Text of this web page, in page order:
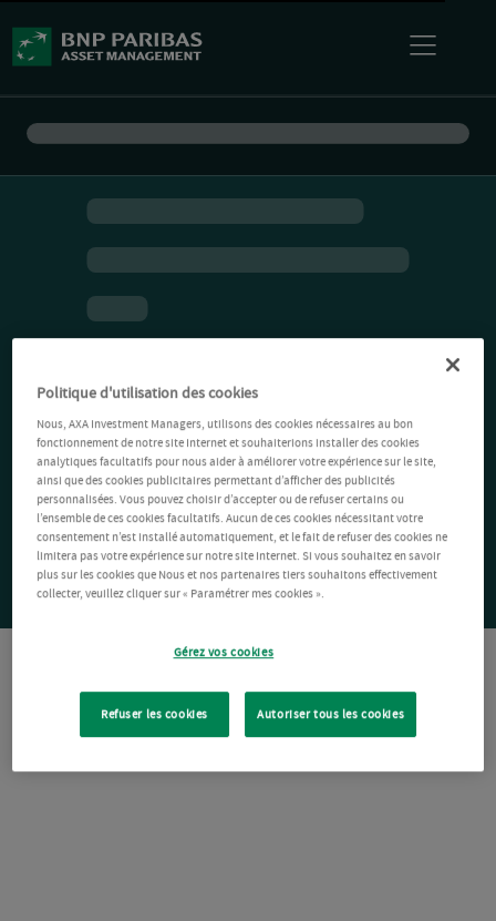
Politique d'utilisation des cookies
Nous, AXA Investment Managers, utilisons des cookies nécessaires au bon
fonctionnement de notre site Internet et souhaiterions installer des cookies
analytiques facultatifs pour nous aider à améliorer votre expérience sur le site,
ainsi que des cookies publicitaires permettant d’afficher des publicités
personnalisées. Vous pouvez choisir d’accepter ou de refuser certains ou
l’ensemble de ces cookies facultatifs. Aucun de ces cookies nécessitant votre
consentement n’est installé automatiquement, et le fait de refuser des cookies ne
limitera pas votre expérience sur notre site Internet. Si vous souhaitez en savoir
plus sur les cookies que Nous et nos partenaires tiers souhaitons effectivement
collecter, veuillez cliquer sur « Paramétrer mes cookies ».
Gérez vos cookies
Refuser les cookies Autoriser tous les cookies